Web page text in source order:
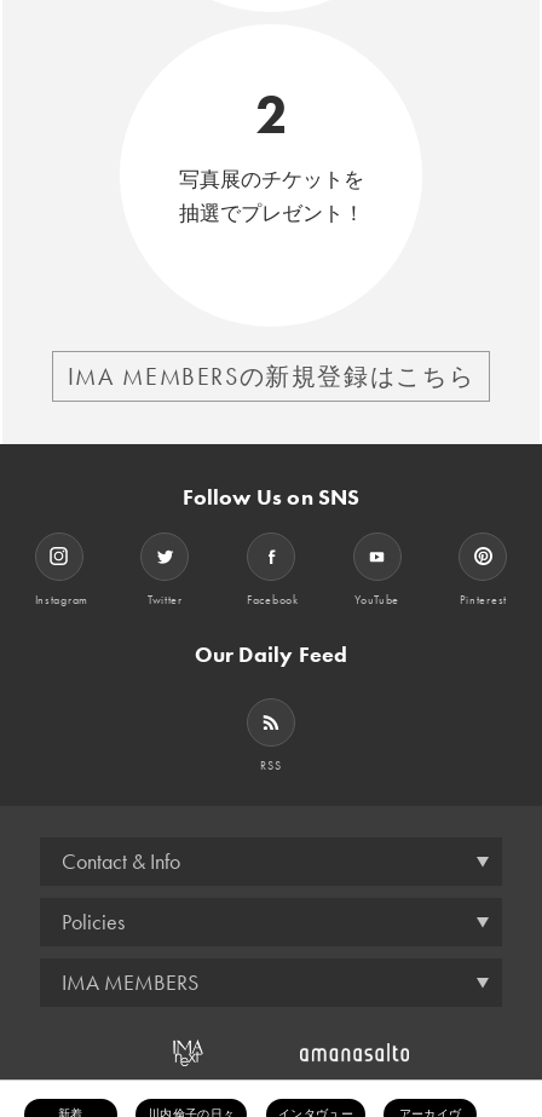
2
写真展のチケットを
抽選でプレゼント！
IMA MEMBERSの新規登録はこちら
Follow Us on SNS
Instagram Twitter Facebook YouTube Pinterest
Our Daily Feed
RSS
Contact & Info
Policies
IMA MEMBERS
© amana inc.